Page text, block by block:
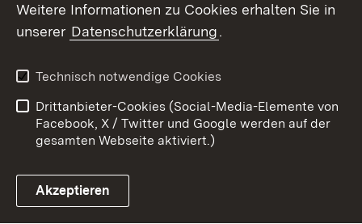
Link zum Landesportal
Kontakt
Datenschutz
Barrierefreiheit
Impressum Cookies
Weitere Informationen zu Cookies erhalten Sie in
unserer Datenschutzerklärung.
Technisch notwendige Cookies
Drittanbieter-Cookies (Social-Media-Elemente von
Facebook, X / Twitter und Google werden auf der
gesamten Webseite aktiviert.)
Akzeptieren